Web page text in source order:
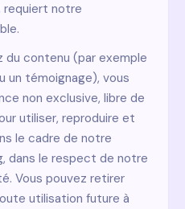
requiert notre
contenu (par exemple
un témoignage), vous
non exclusive, libre de
utiliser, reproduire et
le cadre de notre
dans le respect de notre
Vous pouvez retirer
utilisation future à